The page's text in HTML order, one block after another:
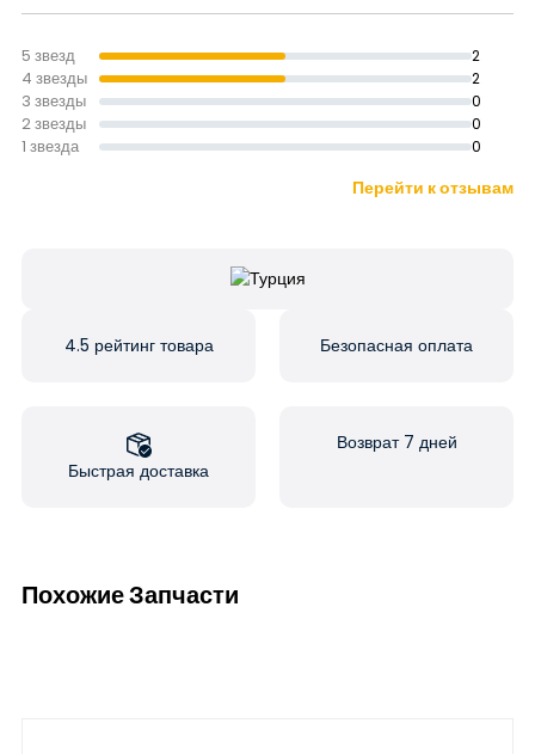
5 звезд 2
4 звезды 2
3 звезды 0
2 звезды 0
1 звезда 0
Перейти к отзывам
4.5 рейтинг товара Безопасная оплата
Быстрая доставка
Возврат 7 дней
Похожие Запчасти